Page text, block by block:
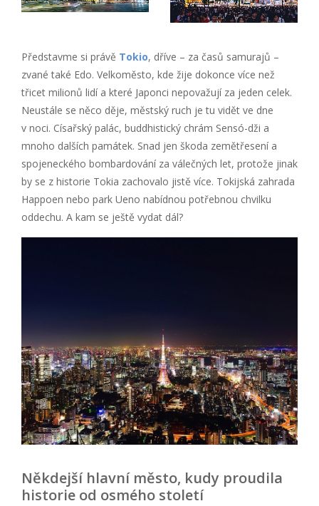
Představme si právě Tokio, dříve – za časů samurajů –
zvané také Edo. Velkoměsto, kde žije dokonce více než
třicet milionů lidí a které Japonci nepovažují za jeden celek.
Neustále se něco děje, městský ruch je tu vidět ve dne
v noci. Císařský palác, buddhistický chrám Sensó-dži a
mnoho dalších památek. Snad jen škoda zemětřesení a
spojeneckého bombardování za válečných let, protože jinak
by se z historie Tokia zachovalo jistě více. Tokijská zahrada
Happoen nebo park Ueno nabídnou potřebnou chvilku
oddechu. A kam se ještě vydat dál?
Někdejší hlavní město, kudy proudila
historie od osmého století